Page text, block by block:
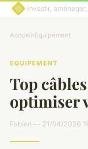
Investir,
Accueil›Equipement
EQUIPEMENT
Top
optimiser
Fabien — 21/04/2026